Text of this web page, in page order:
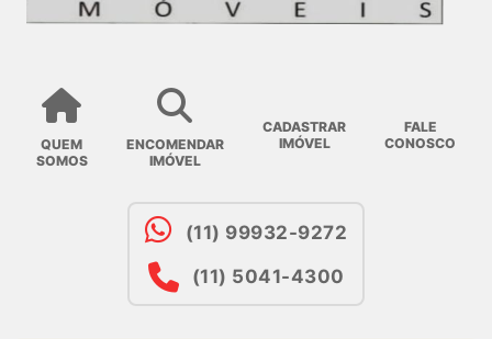
QUEM
SOMOS
ENCOMENDAR
IMÓVEL
CADASTRAR
IMÓVEL
FALE
CONOSCO
(11) 99932-9272
(11) 5041-4300